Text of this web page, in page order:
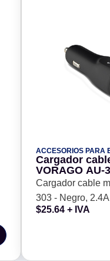
ACCESORIOS PARA
Cargador
VORAGO AU-
USB 1.0A
Cargador cable
303 - Negro,
$25.64 + IVA